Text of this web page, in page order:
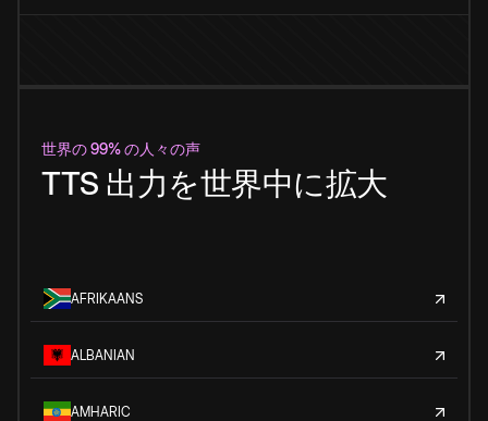
世界の 99% の人々の声
TTS 出力を世界中に拡大
AFRIKAANS
ALBANIAN
AMHARIC